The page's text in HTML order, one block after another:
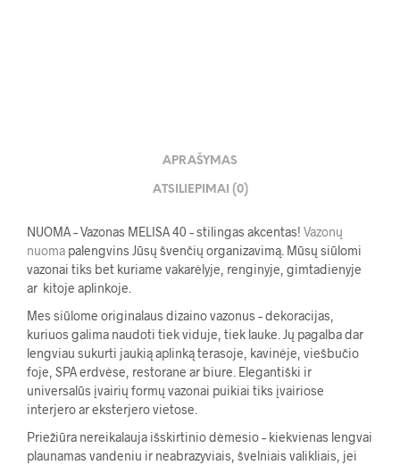
APRAŠYMAS
ATSILIEPIMAI (0)
NUOMA – Vazonas MELISA 40 – stilingas akcentas! Vazonų
nuoma palengvins Jūsų švenčių organizavimą. Mūsų siūlomi
vazonai tiks bet kuriame vakarėlyje, renginyje, gimtadienyje
ar kitoje aplinkoje.
Mes siūlome originalaus dizaino vazonus – dekoracijas,
kuriuos galima naudoti tiek viduje, tiek lauke. Jų pagalba dar
lengviau sukurti jaukią aplinką terasoje, kavinėje, viešbučio
foje, SPA erdvėse, restorane ar biure. Elegantiški ir
universalūs įvairių formų vazonai puikiai tiks įvairiose
interjero ar eksterjero vietose.
Priežiūra nereikalauja išskirtinio dėmesio – kiekvienas lengvai
plaunamas vandeniu ir neabrazyviais, švelniais valikliais, jei